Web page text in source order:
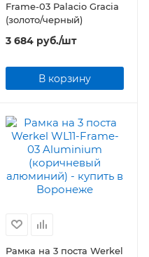
Frame-03 Palacio Gracia
(золото/черный)
3 684руб./шт
В корзину
Рамка на 3 поста Werkel